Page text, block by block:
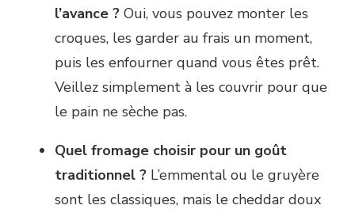
l’avance ? Oui, vous pouvez monter les
croques, les garder au frais un moment,
puis les enfourner quand vous êtes prêt.
Veillez simplement à les couvrir pour que
le pain ne sèche pas.
Quel fromage choisir pour un goût
traditionnel ? L’emmental ou le gruyère
sont les classiques, mais le cheddar doux